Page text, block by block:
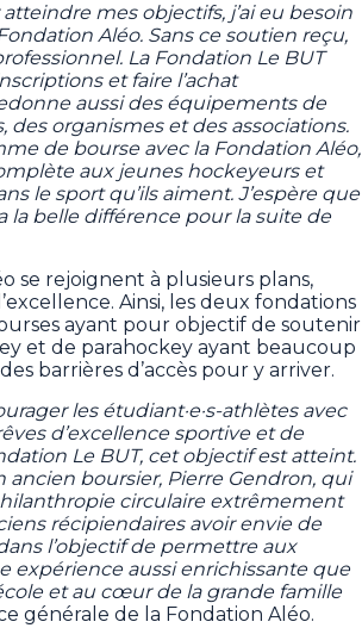
mes objectifs, j’ai eu besoin
Aléo. Sans ce soutien reçu,
La Fondation Le BUT
et faire l’achat
aussi des équipements de
des organismes et des associations.
de bourse avec la Fondation Aléo,
aux jeunes hockeyeurs et
le sport qu’ils aiment. J’espère que
la belle différence pour la suite de
se rejoignent à plusieurs plans,
Ainsi, les deux fondations
ayant pour objectif de soutenir
et de parahockey ayant beaucoup
barrières d’accès pour y arriver.
les étudiant·e·s-athlètes avec
d’excellence sportive et de
Le BUT, cet objectif est atteint.
ancien boursier, Pierre Gendron, qui
circulaire extrêmement
récipiendaires avoir envie de
l’objectif de permettre aux
expérience aussi enrichissante que
et au cœur de la grande famille
générale de la Fondation Aléo.